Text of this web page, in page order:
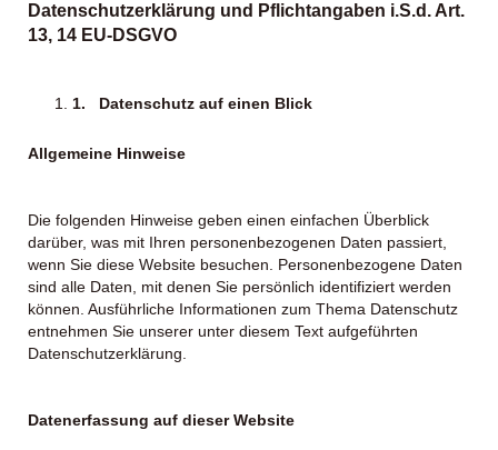
aus
Bremerhaven
Datenschutzerklärung und Pflichtangaben i.S.d. Art.
13, 14 EU-DSGVO
1. Datenschutz auf einen Blick
Allgemeine Hinweise
Die folgenden Hinweise geben einen einfachen Überblick
darüber, was mit Ihren personenbezogenen Daten passiert,
wenn Sie diese Website besuchen. Personenbezogene Daten
sind alle Daten, mit denen Sie persönlich identifiziert werden
können. Ausführliche Informationen zum Thema Datenschutz
entnehmen Sie unserer unter diesem Text aufgeführten
Datenschutzerklärung.
Datenerfassung auf dieser Website